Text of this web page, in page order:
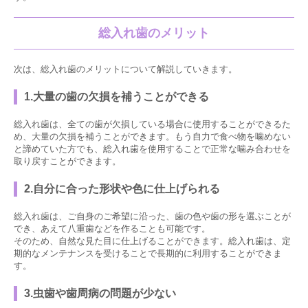
総入れ歯のメリット
次は、総入れ歯のメリットについて解説していきます。
1.大量の歯の欠損を補うことができる
総入れ歯は、全ての歯が欠損している場合に使用することができるた
め、大量の欠損を補うことができます。もう自力で食べ物を噛めない
と諦めていた方でも、総入れ歯を使用することで正常な噛み合わせを
取り戻すことができます。
2.自分に合った形状や色に仕上げられる
総入れ歯は、ご自身のご希望に沿った、歯の色や歯の形を選ぶことが
でき、あえて八重歯などを作ることも可能です。
そのため、自然な見た目に仕上げることができます。総入れ歯は、定
期的なメンテナンスを受けることで長期的に利用することができま
す。
3.虫歯や歯周病の問題が少ない